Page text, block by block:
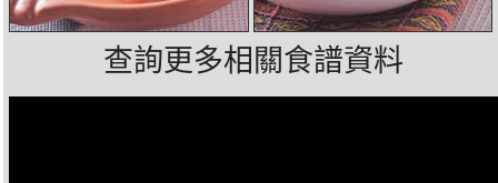
查詢更多相關食譜資料